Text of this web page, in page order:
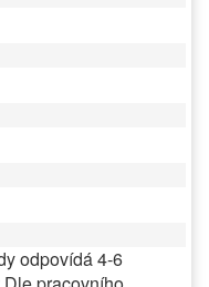
odpovídá 4-6